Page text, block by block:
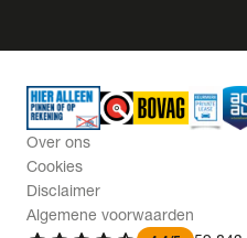
Over ons
Cookies
Disclaimer
Algemene voorwaarden